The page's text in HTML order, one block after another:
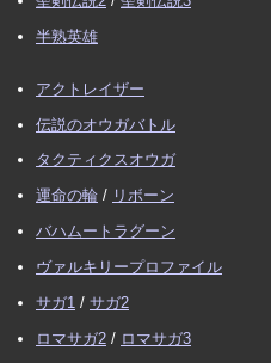
半熟英雄
アクトレイザー
伝説のオウガバトル
タクティクスオウガ
運命の輪 / リボーン
バハムートラグーン
ヴァルキリープロファイル
サガ1 / サガ2
ロマサガ2 / ロマサガ3